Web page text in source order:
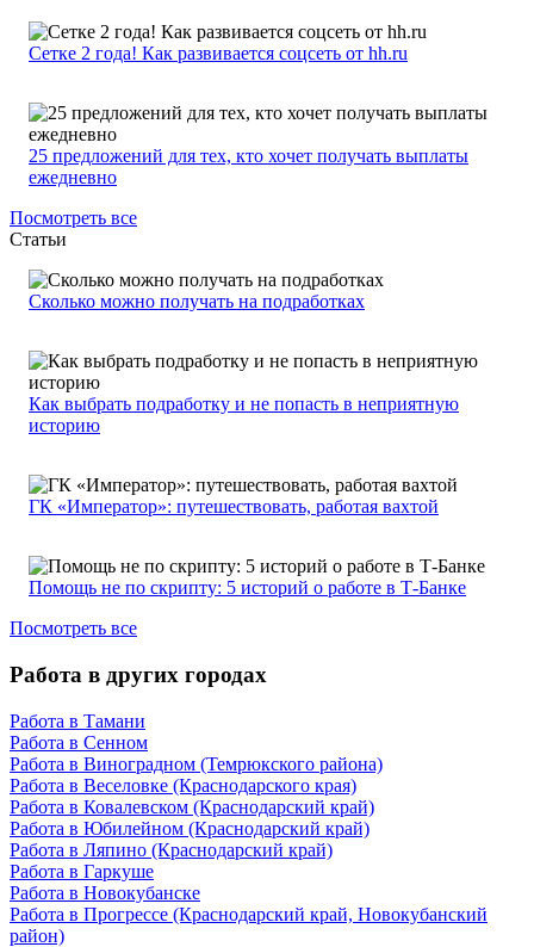
Сетке 2 года! Как развивается соцсеть от hh.ru
25 предложений для тех, кто хочет получать выплаты
ежедневно
Посмотреть все
Статьи
Сколько можно получать на подработках
Как выбрать подработку и не попасть в неприятную
историю
ГК «Император»: путешествовать, работая вахтой
Помощь не по скрипту: 5 историй о работе в Т-Банке
Посмотреть все
Работа в других городах
Работа в Тамани
Работа в Сенном
Работа в Виноградном (Темрюкского района)
Работа в Веселовке (Краснодарского края)
Работа в Ковалевском (Краснодарский край)
Работа в Юбилейном (Краснодарский край)
Работа в Ляпино (Краснодарский край)
Работа в Гаркуше
Работа в Новокубанске
Работа в Прогрессе (Краснодарский край, Новокубанский
район)